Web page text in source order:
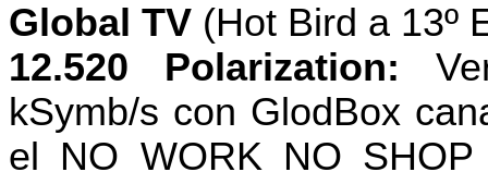
Global TV (Hot Bird a 13º
12.520 Polarization:
kSymb/s con GlodBox
el NO WORK NO